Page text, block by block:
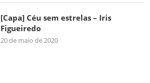
[Capa] Céu sem estrelas – Iris
Figueiredo
20 de maio de 2020